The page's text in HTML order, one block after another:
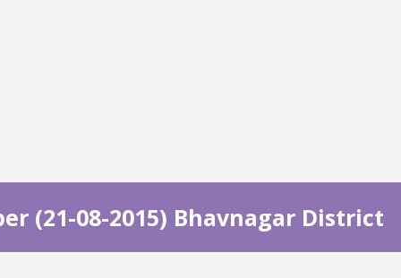
(21-08-2015) Bhavnagar District